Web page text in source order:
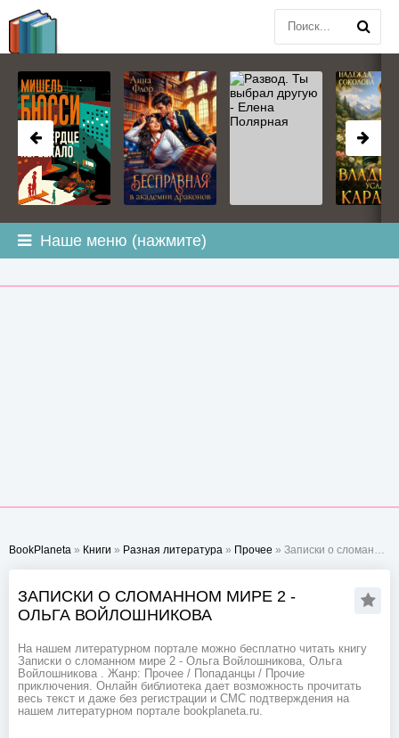
Наше меню (нажмите)
BookPlaneta » Книги » Разная литература » Прочее » Записки о сломанном мире 2 - Ольга Войлошникова
ЗАПИСКИ О СЛОМАННОМ МИРЕ 2 -
ОЛЬГА ВОЙЛОШНИКОВА
На нашем литературном портале можно бесплатно читать книгу
Записки о сломанном мире 2 - Ольга Войлошникова, Ольга
Войлошникова . Жанр: Прочее / Попаданцы / Прочие
приключения. Онлайн библиотека дает возможность прочитать
весь текст и даже без регистрации и СМС подтверждения на
нашем литературном портале bookplaneta.ru.
BOOKPLANETA.COM